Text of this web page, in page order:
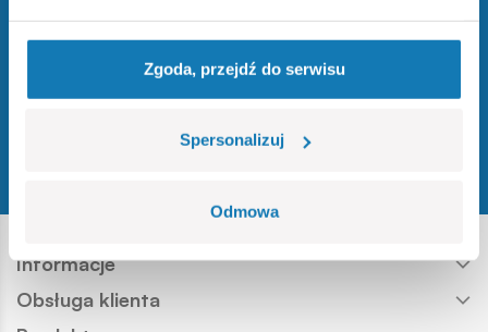
Zgoda, przejdź do serwisu
Spersonalizuj
Odmowa
Śledź nas Odwiedź nasz profil w serwisie
Odwiedź nasz profil w serwisie
Odwiedź nasz profil w
Odwiedź nasz profil w
Informacje
Obsługa klienta